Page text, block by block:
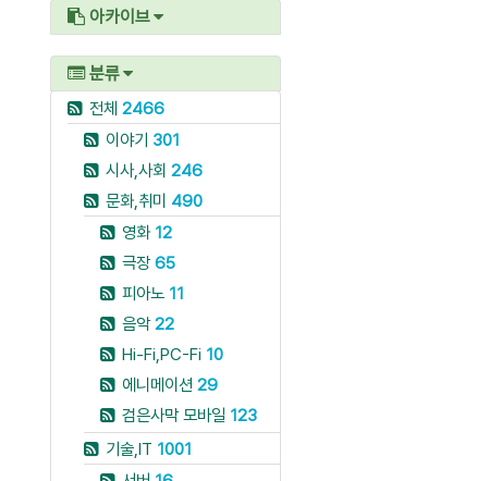
아카이브
분류
전체 2466
이야기 301
시사,사회 246
문화,취미 490
영화 12
극장65
피아노 11
음악22
Hi-Fi,PC-Fi 10
에니메이션 29
검은사막 모바일 123
기술,IT 1001